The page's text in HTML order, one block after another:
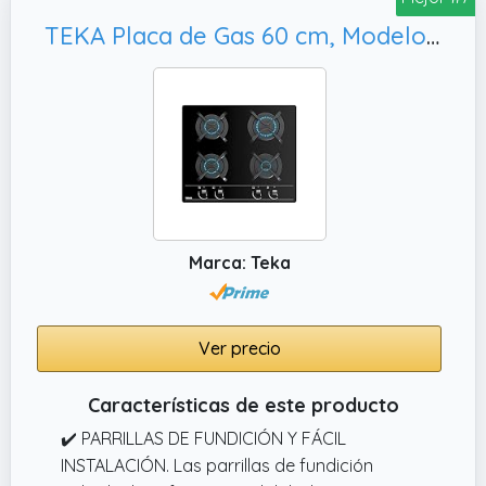
TEKA Placa de Gas 60 cm, Modelo GBC 64000 KBN
Marca: Teka
Ver precio
Características de este producto
✔️ PARRILLAS DE FUNDICIÓN Y FÁCIL
INSTALACIÓN. Las parrillas de fundición